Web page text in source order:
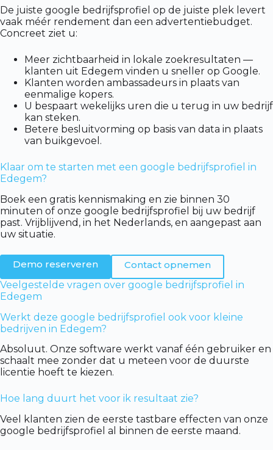
De juiste google bedrijfsprofiel op de juiste plek levert
vaak méér rendement dan een advertentiebudget.
Concreet ziet u:
Meer zichtbaarheid in lokale zoekresultaten —
klanten uit Edegem vinden u sneller op Google.
Klanten worden ambassadeurs in plaats van
eenmalige kopers.
U bespaart wekelijks uren die u terug in uw bedrijf
kan steken.
Betere besluitvorming op basis van data in plaats
van buikgevoel.
Klaar om te starten met een google bedrijfsprofiel in
Edegem?
Boek een gratis kennismaking en zie binnen 30
minuten of onze google bedrijfsprofiel bij uw bedrijf
past. Vrijblijvend, in het Nederlands, en aangepast aan
uw situatie.
Demo reserveren
Contact opnemen
Veelgestelde vragen over google bedrijfsprofiel in
Edegem
Werkt deze google bedrijfsprofiel ook voor kleine
bedrijven in Edegem?
Absoluut. Onze software werkt vanaf één gebruiker en
schaalt mee zonder dat u meteen voor de duurste
licentie hoeft te kiezen.
Hoe lang duurt het voor ik resultaat zie?
Veel klanten zien de eerste tastbare effecten van onze
google bedrijfsprofiel al binnen de eerste maand.